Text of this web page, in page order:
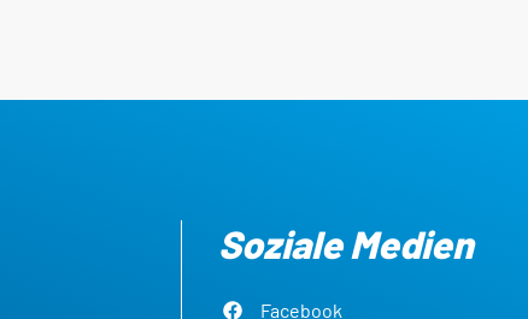
Soziale Medien
Facebook